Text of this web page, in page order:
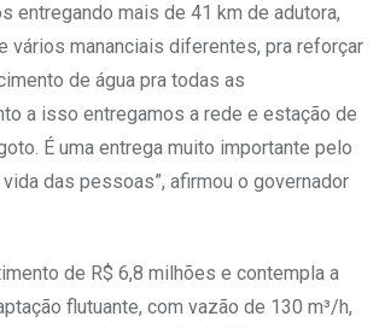
entregando mais de 41 km de adutora,
vários mananciais diferentes, pra reforçar
de água pra todas as
a isso entregamos a rede e estação de
É uma entrega muito importante pelo
das pessoas”, afirmou o governador
de R$ 6,8 milhões e contempla a
flutuante, com vazão de 130 m³/h,